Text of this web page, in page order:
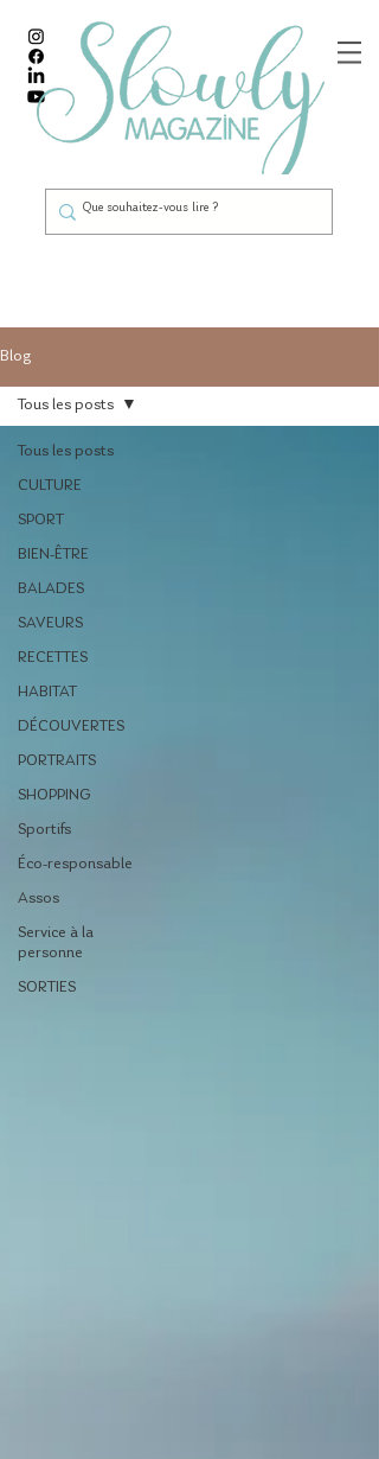
Blog
Tous les posts
CULTURE
SPORT
BIEN-ÊTRE
BALADES
SAVEURS
RECETTES
HABITAT
DÉCOUVERTES
PORTRAITS
SHOPPING
Sportifs
Éco-responsable
Assos
Service à la
personne
SORTIES
Tous les posts